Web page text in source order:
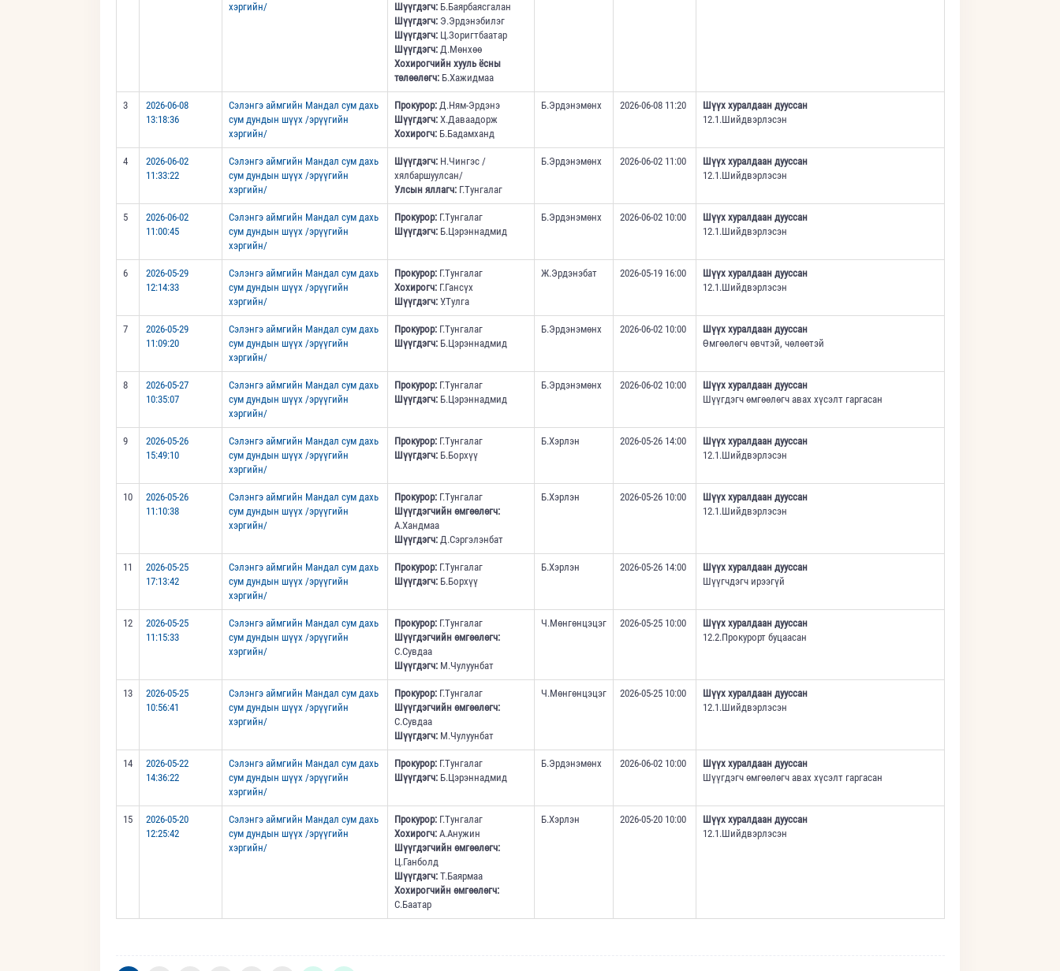
хэргийн/
Шүүгдэгч:Б.Баярбаясгалан
Шүүгдэгч:Э.Эрдэнэбилэг
Шүүгдэгч:Ц.Зоригтбаатар
Шүүгдэгч:Д.Мөнхөө
Хохирогчийн хууль ёсны
төлөөлөгч:Б.Хажидмаа
3
2026-06-08
13:18:36
Сэлэнгэ аймгийн Мандал сум дахь
сум дундын шүүх /эрүүгийн
хэргийн/
Прокурор:Д.Ням-Эрдэнэ
Шүүгдэгч:Х.Даваадорж
Хохирогч:Б.Бадамханд
Б.Эрдэнэмөнх 2026-06-08 11:20
Шүүх хуралдаан дууссан
12.1.Шийдвэрлэсэн
4
2026-06-02
11:33:22
Сэлэнгэ аймгийн Мандал сум дахь
сум дундын шүүх /эрүүгийн
хэргийн/
Шүүгдэгч:Н.Чингэс /
хялбаршуулсан/
Улсын яллагч:Г.Тунгалаг
Б.Эрдэнэмөнх 2026-06-02 11:00
Шүүх хуралдаан дууссан
12.1.Шийдвэрлэсэн
5
2026-06-02
11:00:45
Сэлэнгэ аймгийн Мандал сум дахь
сум дундын шүүх /эрүүгийн
хэргийн/
Прокурор:Г.Тунгалаг
Шүүгдэгч:Б.Цэрэннадмид
Б.Эрдэнэмөнх 2026-06-02 10:00
Шүүх хуралдаан дууссан
12.1.Шийдвэрлэсэн
6
2026-05-29
12:14:33
Сэлэнгэ аймгийн Мандал сум дахь
сум дундын шүүх /эрүүгийн
хэргийн/
Прокурор:Г.Тунгалаг
Хохирогч:Г.Гансүх
Шүүгдэгч:У.Тулга
Ж.Эрдэнэбат 2026-05-19 16:00
Шүүх хуралдаан дууссан
12.1.Шийдвэрлэсэн
7
2026-05-29
11:09:20
Сэлэнгэ аймгийн Мандал сум дахь
сум дундын шүүх /эрүүгийн
хэргийн/
Прокурор:Г.Тунгалаг
Шүүгдэгч:Б.Цэрэннадмид
Б.Эрдэнэмөнх 2026-06-02 10:00
Шүүх хуралдаан дууссан
Өмгөөлөгч өвчтэй, чөлөөтэй
8
2026-05-27
10:35:07
Сэлэнгэ аймгийн Мандал сум дахь
сум дундын шүүх /эрүүгийн
хэргийн/
Прокурор:Г.Тунгалаг
Шүүгдэгч:Б.Цэрэннадмид
Б.Эрдэнэмөнх 2026-06-02 10:00
Шүүх хуралдаан дууссан
Шүүгдэгч өмгөөлөгч авах хүсэлт гаргасан
9
2026-05-26
15:49:10
Сэлэнгэ аймгийн Мандал сум дахь
сум дундын шүүх /эрүүгийн
хэргийн/
Прокурор:Г.Тунгалаг
Шүүгдэгч:Б.Борхүү
Б.Хэрлэн 2026-05-26 14:00
Шүүх хуралдаан дууссан
12.1.Шийдвэрлэсэн
10
2026-05-26
11:10:38
Сэлэнгэ аймгийн Мандал сум дахь
сум дундын шүүх /эрүүгийн
хэргийн/
Прокурор:Г.Тунгалаг
Шүүгдэгчийн өмгөөлөгч:
А.Хандмаа
Шүүгдэгч:Д.Сэргэлэнбат
Б.Хэрлэн 2026-05-26 10:00
Шүүх хуралдаан дууссан
12.1.Шийдвэрлэсэн
11
2026-05-25
17:13:42
Сэлэнгэ аймгийн Мандал сум дахь
сум дундын шүүх /эрүүгийн
хэргийн/
Прокурор:Г.Тунгалаг
Шүүгдэгч:Б.Борхүү
Б.Хэрлэн 2026-05-26 14:00
Шүүх хуралдаан дууссан
Шүүгчдэгч ирээгүй
12
2026-05-25
11:15:33
Сэлэнгэ аймгийн Мандал сум дахь
сум дундын шүүх /эрүүгийн
хэргийн/
Прокурор:Г.Тунгалаг
Шүүгдэгчийн өмгөөлөгч:
С.Сувдаа
Шүүгдэгч:М.Чулуунбат
Ч.Мөнгөнцэцэг 2026-05-25 10:00
Шүүх хуралдаан дууссан
12.2.Прокурорт буцаасан
13
2026-05-25
10:56:41
Сэлэнгэ аймгийн Мандал сум дахь
сум дундын шүүх /эрүүгийн
хэргийн/
Прокурор:Г.Тунгалаг
Шүүгдэгчийн өмгөөлөгч:
С.Сувдаа
Шүүгдэгч:М.Чулуунбат
Ч.Мөнгөнцэцэг 2026-05-25 10:00
Шүүх хуралдаан дууссан
12.1.Шийдвэрлэсэн
14
2026-05-22
14:36:22
Сэлэнгэ аймгийн Мандал сум дахь
сум дундын шүүх /эрүүгийн
хэргийн/
Прокурор:Г.Тунгалаг
Шүүгдэгч:Б.Цэрэннадмид
Б.Эрдэнэмөнх 2026-06-02 10:00
Шүүх хуралдаан дууссан
Шүүгдэгч өмгөөлөгч авах хүсэлт гаргасан
15
2026-05-20
12:25:42
Сэлэнгэ аймгийн Мандал сум дахь
сум дундын шүүх /эрүүгийн
хэргийн/
Прокурор:Г.Тунгалаг
Хохирогч:А.Анужин
Шүүгдэгчийн өмгөөлөгч:
Ц.Ганболд
Шүүгдэгч:Т.Баярмаа
Хохирогчийн өмгөөлөгч:
С.Баатар
Б.Хэрлэн 2026-05-20 10:00
Шүүх хуралдаан дууссан
12.1.Шийдвэрлэсэн